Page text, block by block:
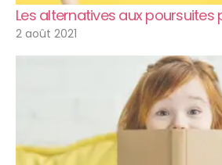
Les alternatives aux poursuites
2 août 2021